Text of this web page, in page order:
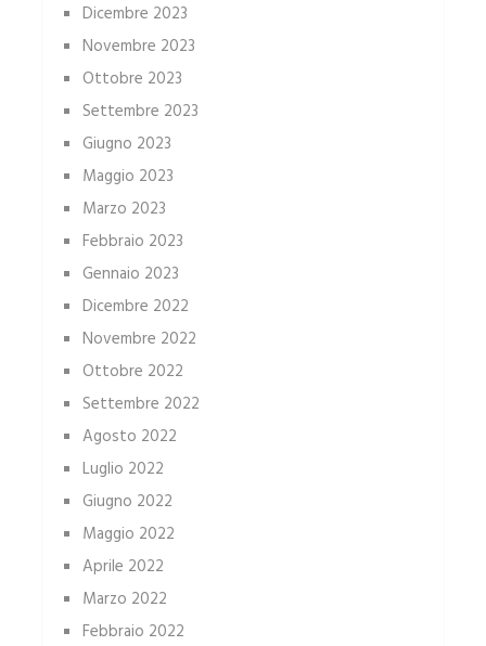
Dicembre 2023
Novembre 2023
Ottobre 2023
Settembre 2023
Giugno 2023
Maggio 2023
Marzo 2023
Febbraio 2023
Gennaio 2023
Dicembre 2022
Novembre 2022
Ottobre 2022
Settembre 2022
Agosto 2022
Luglio 2022
Giugno 2022
Maggio 2022
Aprile 2022
Marzo 2022
Febbraio 2022